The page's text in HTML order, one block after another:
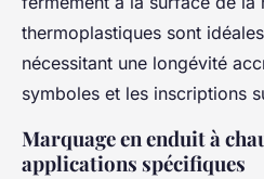
thermoplastiques sont
nécessitant une longévité
symboles et les inscriptions
Marquage en enduit à
applications spécifiques